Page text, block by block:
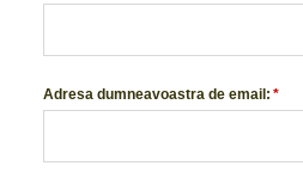
Adresa dumneavoastra de email: *